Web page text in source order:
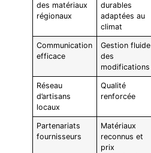
des matériaux
régionaux
durables
adaptées au
climat
Communication
efficace
Gestion fluide
des
modifications
Réseau
d’artisans
locaux
Qualité
renforcée
Partenariats
fournisseurs
Matériaux
reconnus et
prix